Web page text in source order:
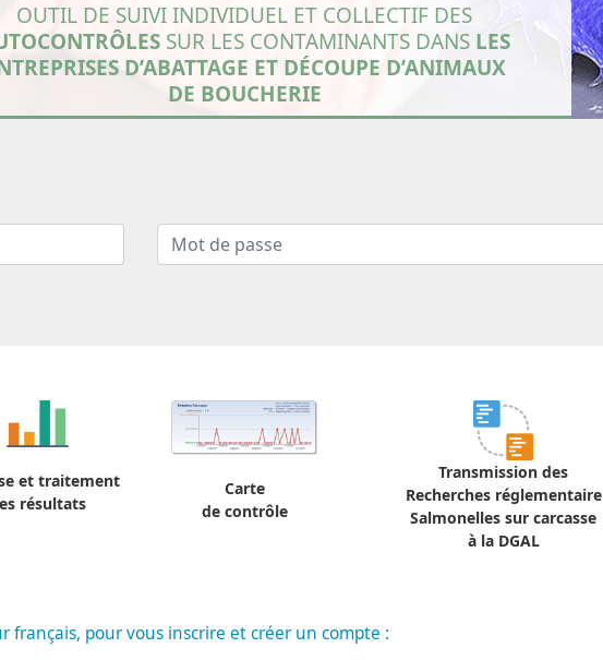
OUTIL DE SUIVI INDIVIDUEL ET COLLECTIF DES
SUR LES CONTAMINANTS DANS LES
D’ABATTAGE ET DÉCOUPE D’ANIMAUX
DE BOUCHERIE
et traitement
résultats
Carte
de contrôle
Transmission des
Recherches réglementaire
Salmonelles sur carcasse
à la DGAL
pour vous inscrire et créer un compte :